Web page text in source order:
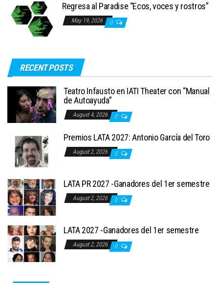
Regresa al Paradise “Ecos, voces y rostros”
May 19, 2026 0
RECENT POSTS
Teatro Infausto en IATI Theater con “Manual
de Autoayuda”
August 4, 2026 0
Premios LATA 2027: Antonio García del Toro
August 2, 2026 0
LATA PR 2027 -Ganadores del 1er semestre
August 2, 2026 0
LATA 2027 -Ganadores del 1er semestre
August 2, 2026 0